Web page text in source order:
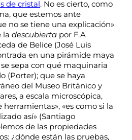
de cristal. No es cierto, como
que estemos ante
no se tiene una explicación»
la descubierta por F.A
de Belice (José Luis
en una pirámide maya
sepa con qué maquinaria
(Porter); que se haya
del Museo Británico y
a escala microscópica,
«es como si la
así» (Santiago
de las propiedades
¿dónde están las pruebas,